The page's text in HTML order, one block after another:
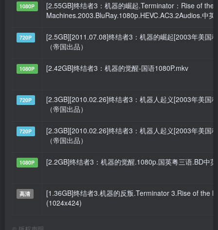
1080P
[2.55GB]终结者3：机器的崛起.Terminator：Rise of the
Machines.2003.BluRay.1080p.HEVC.AC3.2Audios.中英
720P
[2.5GB][2011.07.08]终结者3：机器的崛起[2003年美国
（帝国出品）
1080P [2.42GB]终结者3：机器的觉醒-国语1080P.mkv
720P
[2.3GB][2010.02.26]终结者3：机器人起义[2003年美国
（帝国出品）
720P
[2.3GB][2010.02.26]终结者3：机器人起义[2003年美国
（帝国出品）
1080P [2.2GB]终结者3：机器的觉醒.1080p.国英粤三语.BD中
高清
[1.36GB]终结者3.机器的反叛.Terminator 3.Rise of the
(1024x424)